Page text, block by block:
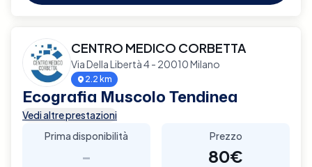
CENTRO MEDICO CORBETTA
Via Della Libertà 4 - 20010 Milano
2.2 km
Ecografia Muscolo Tendinea
Vedi altre prestazioni
Prima disponibilità
-
Prezzo
80€